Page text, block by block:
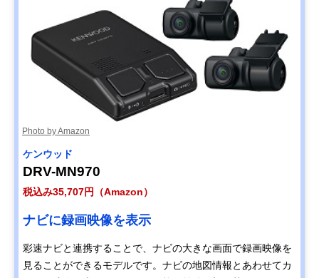
Photo by Amazon
ケンウッド
DRV-MN970
税込み35,707円（Amazon）
ナビに録画映像を表示
彩速ナビと連携することで、ナビの大きな画面で録画映像を
見ることができるモデルです。ナビの地図情報とあわせてカ